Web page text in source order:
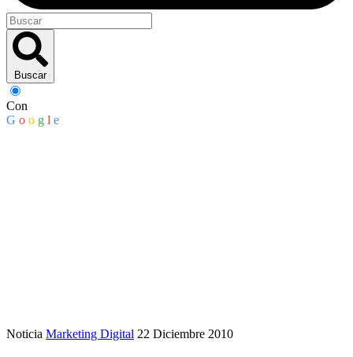
Buscar
Con
G o o g l e
Noticia Marketing Digital 22 Diciembre 2010